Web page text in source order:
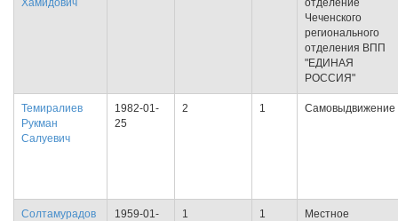
Хамидович
отделение
Чеченского
регионального
отделения ВПП
"ЕДИНАЯ
РОССИЯ"
Темиралиев
Рукман
Салуевич
1982-01-
25
2 1 Самовыдвижение
Солтамурадов
1959-01-
1 1
Местное